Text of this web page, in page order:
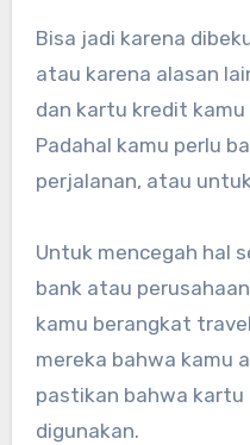
Bisa jadi karena
atau karena alasan
dan kartu kredit
Padahal kamu perlu
perjalanan, atau
Untuk mencegah hal
bank atau
kamu berangkat
mereka bahwa kamu
pastikan bahwa
digunakan.